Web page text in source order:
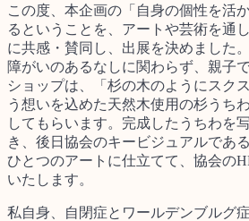
この度、本企画の「自身の個性を活
るということを、アートや芸術を通
に共感・賛同し、出展を決めました。
障がいのあるなしに関わらず、親子
ショップは、「杉の木のようにスク
う想いを込めた天然木使用の杉うち
してもらいます。完成したうちわを
き、後日協会のキービジュアルであ
ひとつのアートに仕立てて、協会の
いたします。
私自身、自閉症とワールデンブルグ